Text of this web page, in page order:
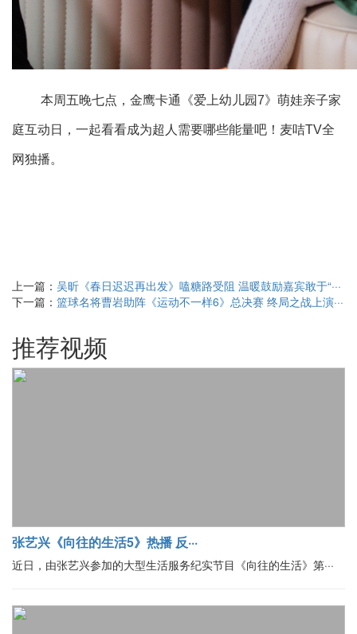
本周五晚七点，金鹰卡通《爱上幼儿园7》萌娃亲子家
庭互动日，一起看看成为超人需要哪些能量吧！麦咭TV全
网独播。
上一篇： 吴昕《春日迟迟再出发》嗑糖路受阻 温暖鼓励嘉宾敢于“···
下一篇： 篮球名将曹岩助阵《运动不一样6》总决赛 终局之战上演···
推荐视频
张艺兴《向往的生活5》热播 反···
近日，由张艺兴参加的大型生活服务纪实节目《向往的生活》第···